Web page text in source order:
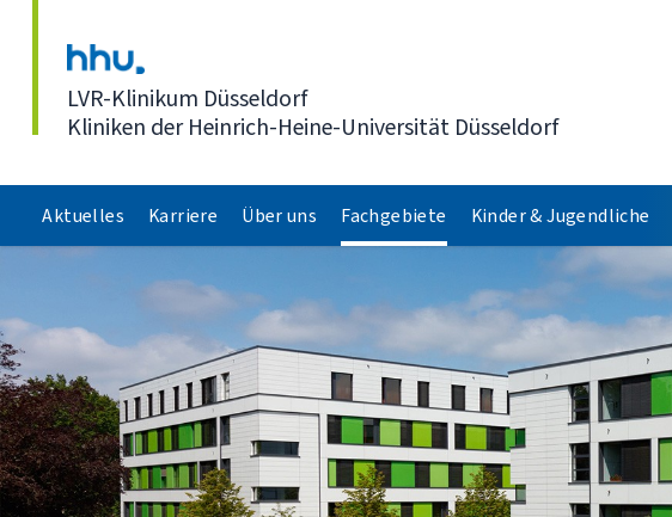
LVR-Klinikum Düsseldorf
Kliniken der Heinrich-Heine-Universität Düsseldorf
Aktuelles Karriere Über uns Fachgebiete Kinder & Jugendliche